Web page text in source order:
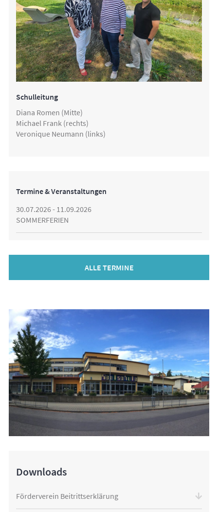
Schulleitung
Diana Romen (Mitte)
Michael Frank (rechts)
Veronique Neumann (links)
Termine & Veranstaltungen
30.07.2026 - 11.09.2026
SOMMERFERIEN
ALLE TERMINE
Downloads
Förderverein Beitrittserklärung